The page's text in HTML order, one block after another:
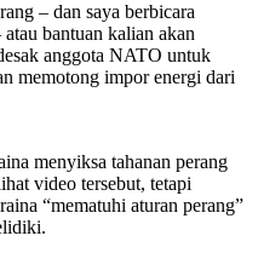
– dan saya berbicara
bantuan kalian akan
anggota NATO untuk
memotong impor energi dari
menyiksa tahanan perang
video tersebut, tetapi
“mematuhi aturan perang”